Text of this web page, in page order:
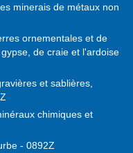
minerais de métaux non
ornementales et de
de craie et l'ardoise
et sablières,
chimiques et
- 0892Z